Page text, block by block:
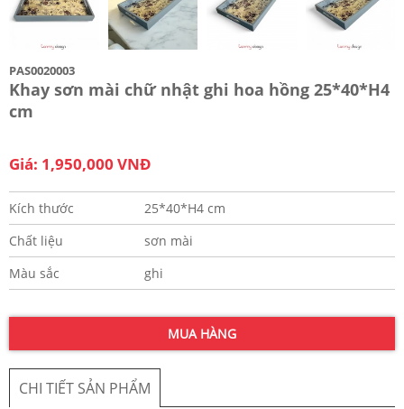
PAS0020003
Khay sơn mài chữ nhật ghi hoa hồng 25*40*H4
cm
Giá: 1,950,000 VNĐ
Kích thước
25*40*H4 cm
Chất liệu
sơn mài
Màu sắc
ghi
MUA HÀNG
CHI TIẾT SẢN PHẨM